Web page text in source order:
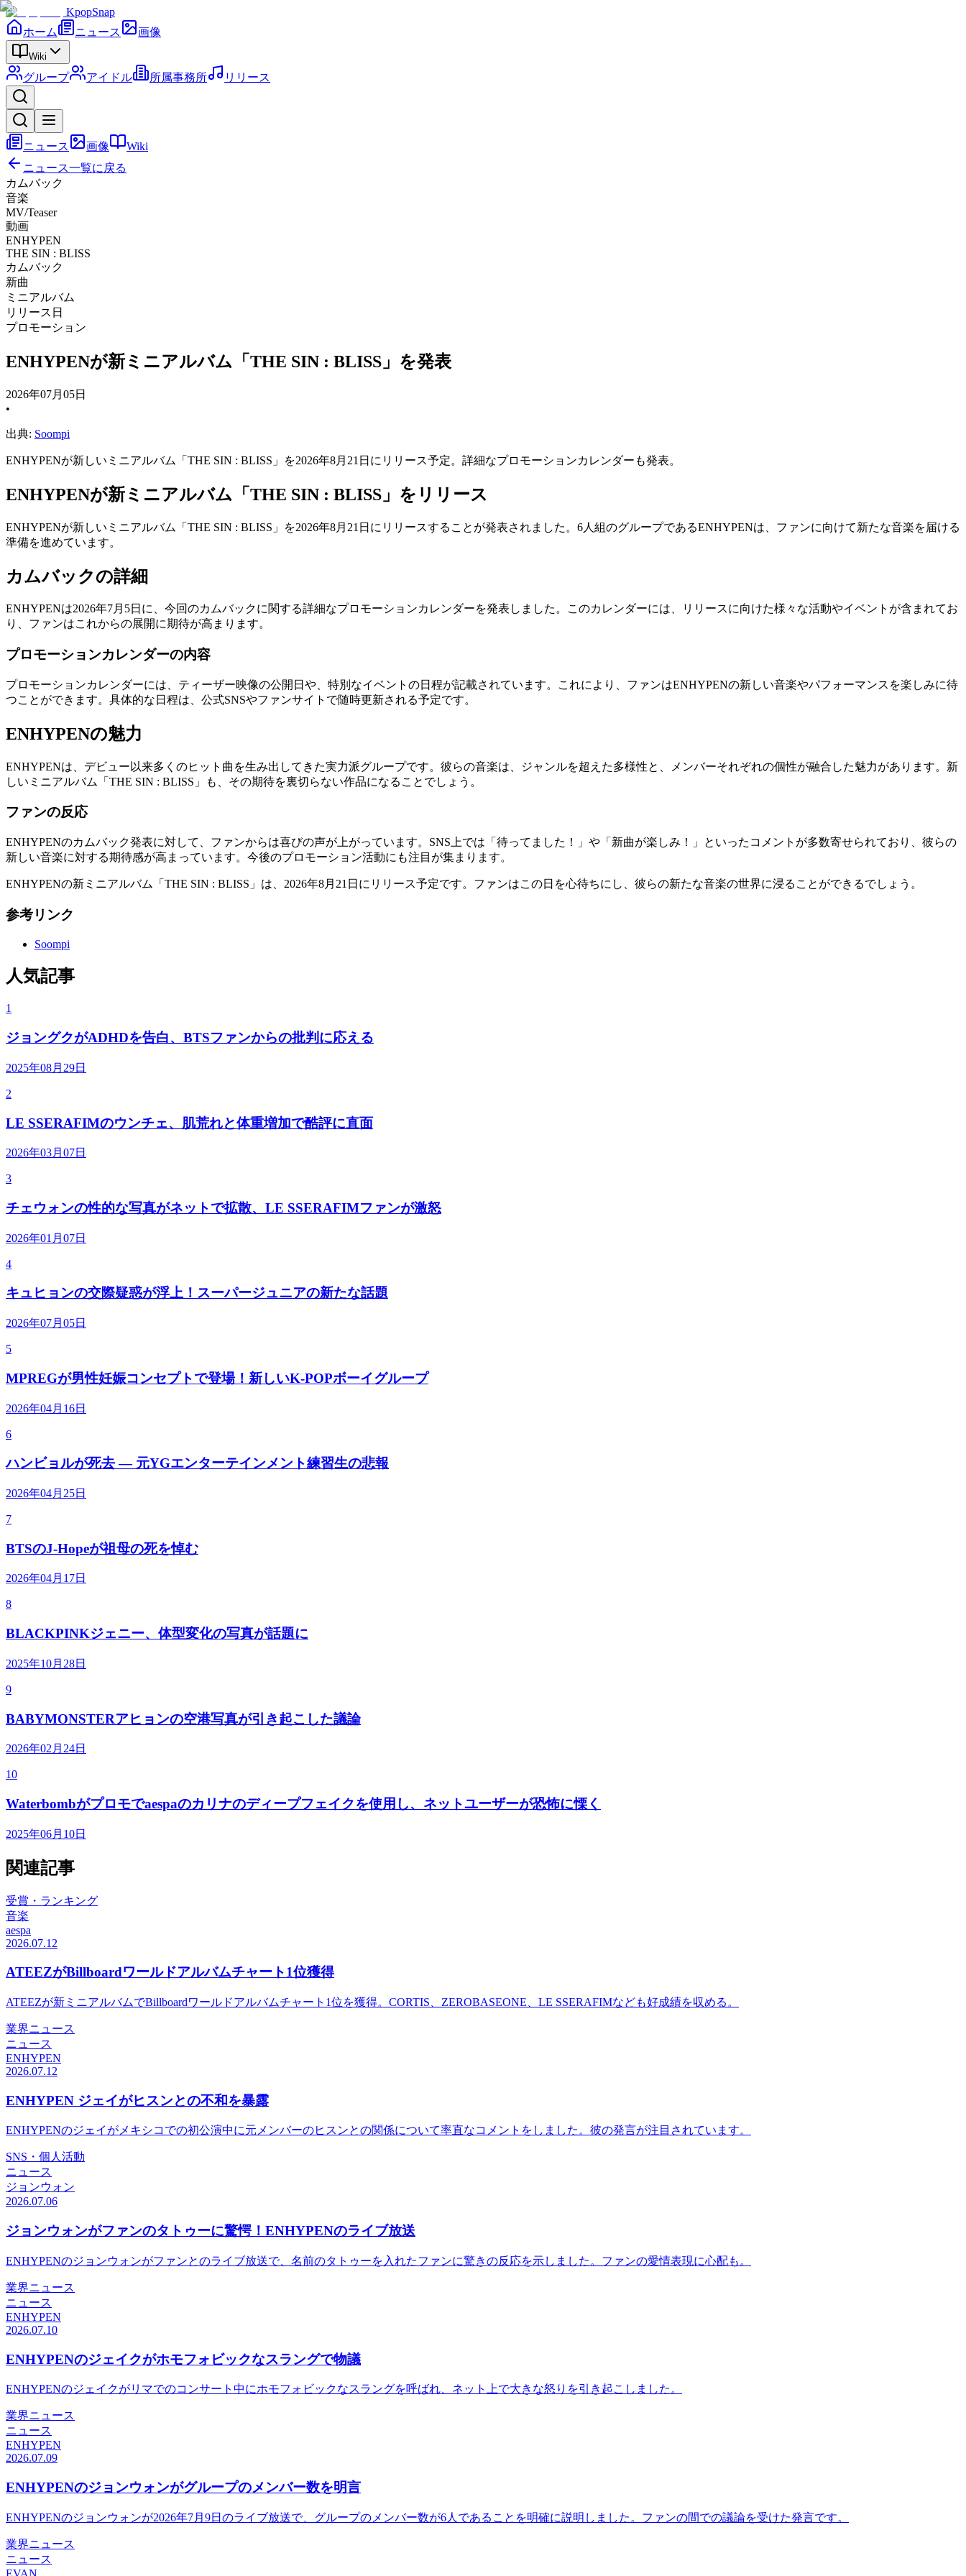
KpopSnap
ホーム
ニュース 画像
Wiki
グループ アイドル 所属事務所 リリース
ニュース 画像
Wiki
ニュース一覧に戻る
カムバック
音楽
MV/Teaser
動画
ENHYPEN
THE SIN : BLISS
カムバック
新曲
ミニアルバム
リリース日
プロモーション
ENHYPENが新ミニアルバム「THE SIN : BLISS」を発表
2026年07月05日
•
出典: Soompi
ENHYPENが新しいミニアルバム「THE SIN : BLISS」を2026年8月21日にリリース予定。詳細なプロモーションカレンダーも発表。
ENHYPENが新ミニアルバム「THE SIN : BLISS」をリリース
ENHYPENが新しいミニアルバム「THE SIN : BLISS」を2026年8月21日にリリースすることが発表されました。6人組のグループであるENHYPENは、ファンに向けて新たな音楽を届ける
準備を進めています。
カムバックの詳細
ENHYPENは2026年7月5日に、今回のカムバックに関する詳細なプロモーションカレンダーを発表しました。このカレンダーには、リリースに向けた様々な活動やイベントが含まれてお
り、ファンはこれからの展開に期待が高まります。
プロモーションカレンダーの内容
プロモーションカレンダーには、ティーザー映像の公開日や、特別なイベントの日程が記載されています。これにより、ファンはENHYPENの新しい音楽やパフォーマンスを楽しみに待
つことができます。具体的な日程は、公式SNSやファンサイトで随時更新される予定です。
ENHYPENの魅力
ENHYPENは、デビュー以来多くのヒット曲を生み出してきた実力派グループです。彼らの音楽は、ジャンルを超えた多様性と、メンバーそれぞれの個性が融合した魅力があります。新
しいミニアルバム「THE SIN : BLISS」も、その期待を裏切らない作品になることでしょう。
ファンの反応
ENHYPENのカムバック発表に対して、ファンからは喜びの声が上がっています。SNS上では「待ってました！」や「新曲が楽しみ！」といったコメントが多数寄せられており、彼らの
新しい音楽に対する期待感が高まっています。今後のプロモーション活動にも注目が集まります。
ENHYPENの新ミニアルバム「THE SIN : BLISS」は、2026年8月21日にリリース予定です。ファンはこの日を心待ちにし、彼らの新たな音楽の世界に浸ることができるでしょう。
参考リンク
Soompi
人気記事
1
ジョングクがADHDを告白、BTSファンからの批判に応える
2025年08月29日
2
LE SSERAFIMのウンチェ、肌荒れと体重増加で酷評に直面
2026年03月07日
3
チェウォンの性的な写真がネットで拡散、LE SSERAFIMファンが激怒
2026年01月07日
4
キュヒョンの交際疑惑が浮上！スーパージュニアの新たな話題
2026年07月05日
5
MPREGが男性妊娠コンセプトで登場！新しいK-POPボーイグループ
2026年04月16日
6
ハンビョルが死去 — 元YGエンターテインメント練習生の悲報
2026年04月25日
7
BTSのJ-Hopeが祖母の死を悼む
2026年04月17日
8
BLACKPINKジェニー、体型変化の写真が話題に
2025年10月28日
9
BABYMONSTERアヒョンの空港写真が引き起こした議論
2026年02月24日
10
Waterbombがプロモでaespaのカリナのディープフェイクを使用し、ネットユーザーが恐怖に慄く
2025年06月10日
関連記事
受賞・ランキング
音楽
aespa
2026.07.12
ATEEZがBillboardワールドアルバムチャート1位獲得
ATEEZが新ミニアルバムでBillboardワールドアルバムチャート1位を獲得。CORTIS、ZEROBASEONE、LE SSERAFIMなども好成績を収める。
業界ニュース
ニュース
ENHYPEN
2026.07.12
ENHYPEN ジェイがヒスンとの不和を暴露
ENHYPENのジェイがメキシコでの初公演中に元メンバーのヒスンとの関係について率直なコメントをしました。彼の発言が注目されています。
SNS・個人活動
ニュース
ジョンウォン
2026.07.06
ジョンウォンがファンのタトゥーに驚愕！ENHYPENのライブ放送
ENHYPENのジョンウォンがファンとのライブ放送で、名前のタトゥーを入れたファンに驚きの反応を示しました。ファンの愛情表現に心配も。
業界ニュース
ニュース
ENHYPEN
2026.07.10
ENHYPENのジェイクがホモフォビックなスラングで物議
ENHYPENのジェイクがリマでのコンサート中にホモフォビックなスラングを呼ばれ、ネット上で大きな怒りを引き起こしました。
業界ニュース
ニュース
ENHYPEN
2026.07.09
ENHYPENのジョンウォンがグループのメンバー数を明言
ENHYPENのジョンウォンが2026年7月9日のライブ放送で、グループのメンバー数が6人であることを明確に説明しました。ファンの間での議論を受けた発言です。
業界ニュース
ニュース
EVAN